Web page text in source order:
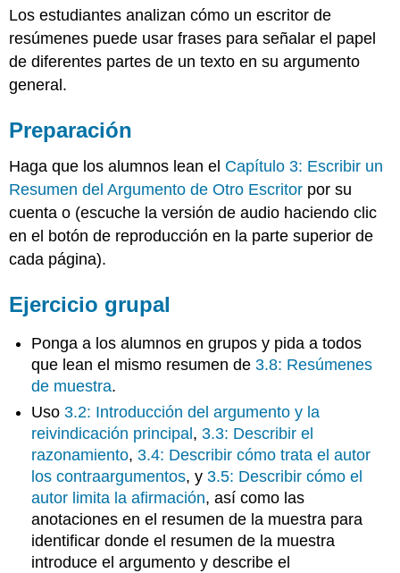
Los estudiantes analizan cómo un escritor de
resúmenes puede usar frases para señalar el papel
de diferentes partes de un texto en su argumento
general.
Preparación
Haga que los alumnos lean el Capítulo 3: Escribir un
Resumen del Argumento de Otro Escritor por su
cuenta o (escuche la versión de audio haciendo clic
en el botón de reproducción en la parte superior de
cada página).
Ejercicio grupal
Ponga a los alumnos en grupos y pida a todos
que lean el mismo resumen de3.8: Resúmenes
de muestra.
Uso3.2: Introducción del argumento y la
reivindicación principal,3.3: Describir el
razonamiento,3.4: Describir cómo trata el autor
los contraargumentos, y3.5: Describir cómo el
autor limita la afirmación, así como las
anotaciones en el resumen de la muestra para
identificar donde el resumen de la muestra
introduce el argumento y describe el